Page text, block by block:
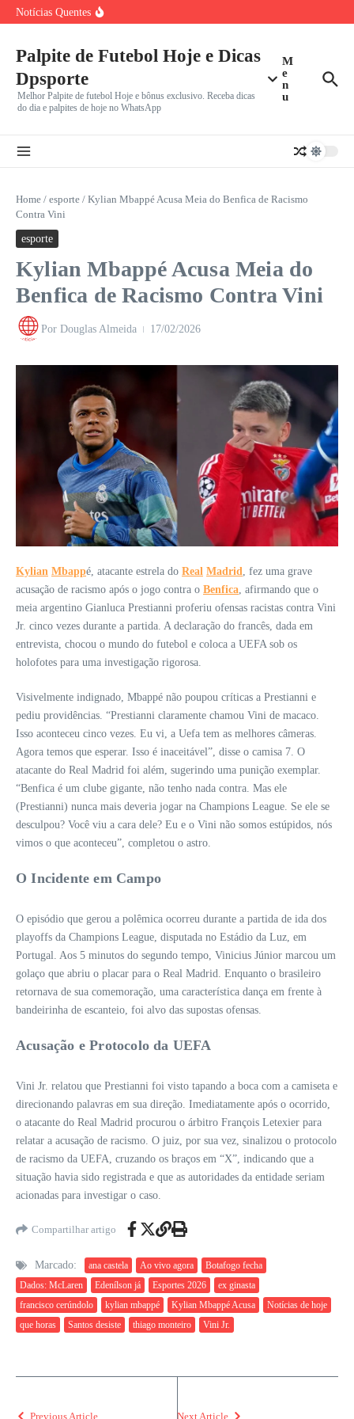
Ir para o conteúdo
Notícias Quentes
Crise no ataque: Arsenal, após ‘perder’ Vinicius Jr. para o
Vini Jr. ignora Arsenal e escolhe Real Madrid: Por que
Palpite de Futebol Hoje e Dicas
Dpsporte
Melhor Palpite de futebol Hoje e bônus exclusivo. Receba dicas
do dia e palpites de hoje no WhatsApp
M
e
n
u
Home / esporte / Kylian Mbappé Acusa Meia do Benfica de Racismo
Contra Vini
esporte
Kylian Mbappé Acusa Meia do
Benfica de Racismo Contra Vini
Por Douglas Almeida 17/02/2026
Kylian Mbappé, atacante estrela do Real Madrid, fez uma grave
acusação de racismo após o jogo contra o Benfica, afirmando que o
meia argentino Gianluca Prestianni proferiu ofensas racistas contra Vini
Jr. cinco vezes durante a partida. A declaração do francês, dada em
entrevista, chocou o mundo do futebol e coloca a UEFA sob os
holofotes para uma investigação rigorosa.
Visivelmente indignado, Mbappé não poupou críticas a Prestianni e
pediu providências. “Prestianni claramente chamou Vini de macaco.
Isso aconteceu cinco vezes. Eu vi, a Uefa tem as melhores câmeras.
Agora temos que esperar. Isso é inaceitável”, disse o camisa 7. O
atacante do Real Madrid foi além, sugerindo uma punição exemplar.
“Benfica é um clube gigante, não tenho nada contra. Mas ele
(Prestianni) nunca mais deveria jogar na Champions League. Se ele se
desculpou? Você viu a cara dele? Eu e o Vini não somos estúpidos, nós
vimos o que aconteceu”, completou o astro.
O Incidente em Campo
O episódio que gerou a polêmica ocorreu durante a partida de ida dos
playoffs da Champions League, disputada no Estádio da Luz, em
Portugal. Aos 5 minutos do segundo tempo, Vinicius Júnior marcou um
golaço que abriu o placar para o Real Madrid. Enquanto o brasileiro
retornava de sua comemoração, uma característica dança em frente à
bandeirinha de escanteio, foi alvo das supostas ofensas.
Acusação e Protocolo da UEFA
Vini Jr. relatou que Prestianni foi visto tapando a boca com a camiseta e
direcionando palavras em sua direção. Imediatamente após o ocorrido,
o atacante do Real Madrid procurou o árbitro François Letexier para
relatar a acusação de racismo. O juiz, por sua vez, sinalizou o protocolo
de racismo da UEFA, cruzando os braços em “X”, indicando que a
situação havia sido registrada e que as autoridades da entidade seriam
acionadas para investigar o caso.
Compartilhar artigo
Marcado: ana castela Ao vivo agora
Botafogo fecha
Dados: McLaren
Edenílson já Esportes 2026
ex ginasta
francisco cerúndolo
kylian mbappé Kylian Mbappé Acusa
Notícias de hoje
que horas
Santos desiste thiago monteiro Vini Jr.
Previous Article Next Article